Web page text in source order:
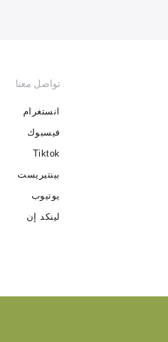
تواصل معنا
انستغرام
فيسبوك
Tiktok
بينتيريست
يوتيوب
لينكد إن